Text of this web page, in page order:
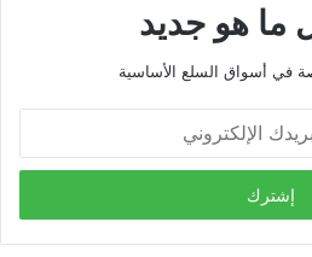
ما هو جديد
في أسواق السلع الأساسية